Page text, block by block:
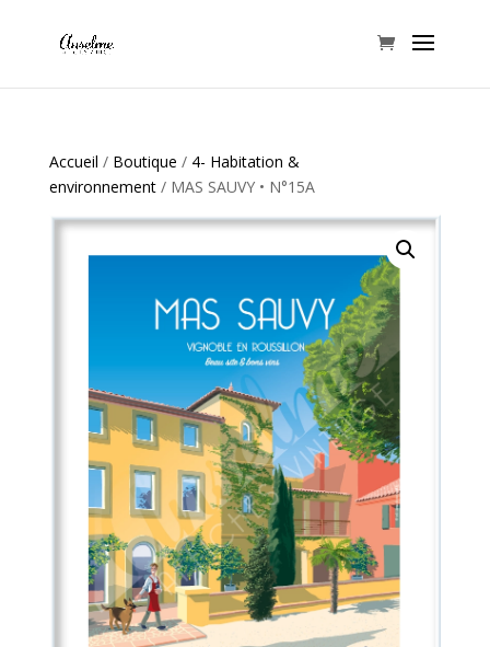
Accueil / Boutique / 4- Habitation &
environnement/ MAS SAUVY • N°15A